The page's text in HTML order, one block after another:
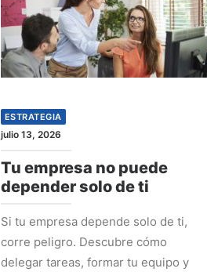
ESTRATEGIA
julio 13, 2026
Tu empresa no puede
depender solo de ti
Si tu empresa depende solo de ti,
corre peligro. Descubre cómo
delegar tareas, formar tu equipo y